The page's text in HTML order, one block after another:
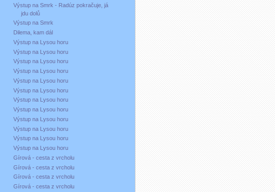
Výstup na Smrk - Radúz pokračuje, já
jdu dolů
Výstup na Smrk
Dilema, kam dál
Výstup na Lysou horu
Výstup na Lysou horu
Výstup na Lysou horu
Výstup na Lysou horu
Výstup na Lysou horu
Výstup na Lysou horu
Výstup na Lysou horu
Výstup na Lysou horu
Výstup na Lysou horu
Výstup na Lysou horu
Výstup na Lysou horu
Výstup na Lysou horu
Gírová - cesta z vrcholu
Gírová - cesta z vrcholu
Gírová - cesta z vrcholu
Gírová - cesta z vrcholu